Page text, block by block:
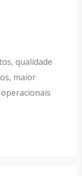
qualidade
maior